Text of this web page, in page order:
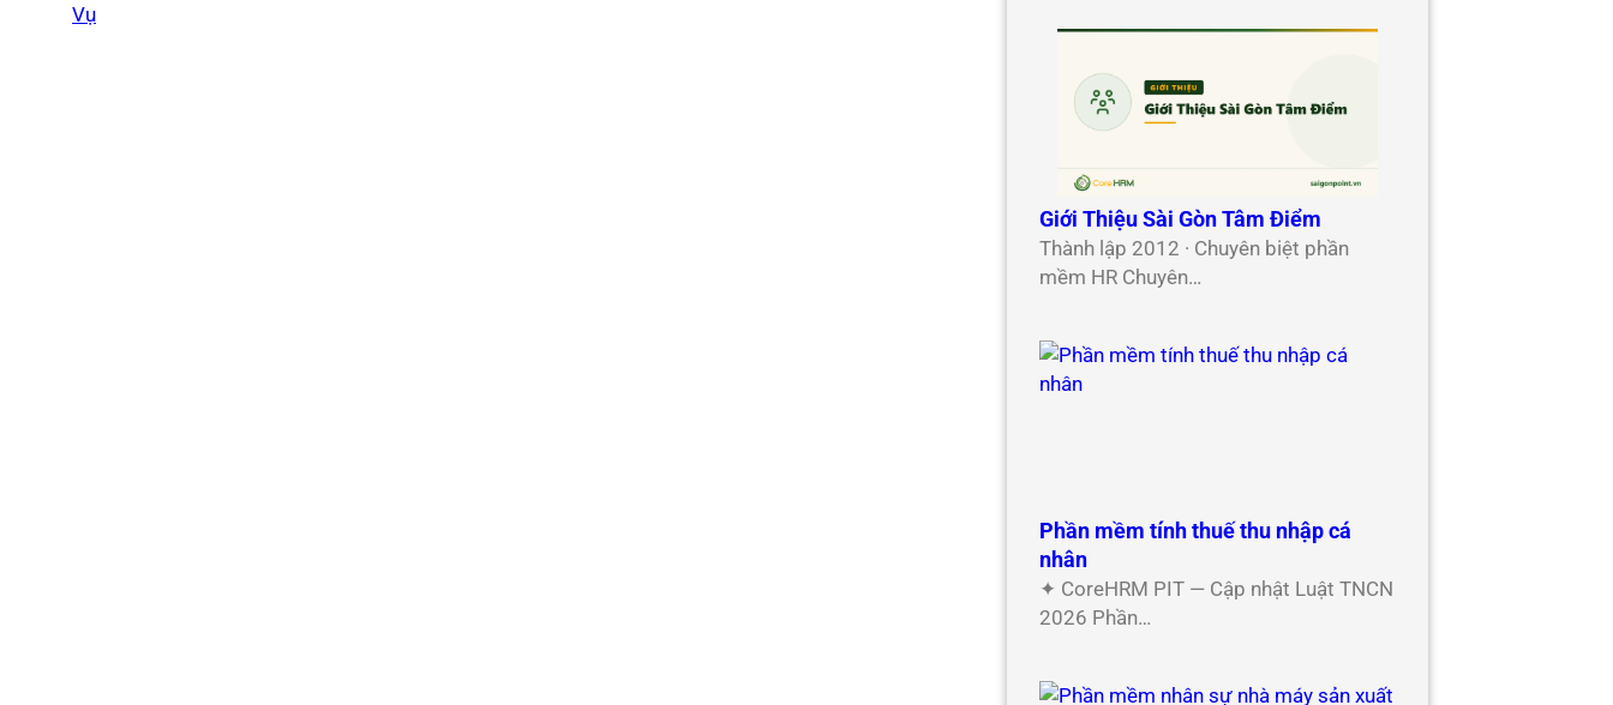
Vụ
Giới Thiệu Sài Gòn Tâm Điểm
Thành lập 2012 · Chuyên biệt phần
mềm HR Chuyên…
Phần mềm tính thuế thu nhập cá
nhân
✦ CoreHRM PIT — Cập nhật Luật TNCN
2026 Phần…